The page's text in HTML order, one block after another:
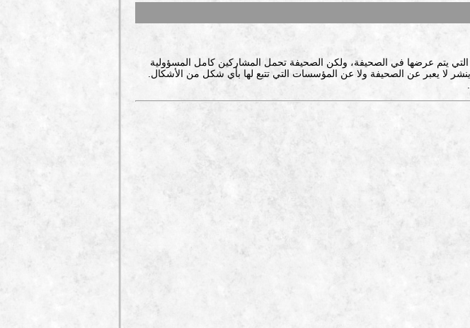
يتم عرضها في الصحيفة، ولكن الصحيفة تحمل المشاركين كامل المسؤولية
لا يعبر عن الصحيفة ولا عن المؤسسات التي تتبع لها بأي شكل من الأشكال.